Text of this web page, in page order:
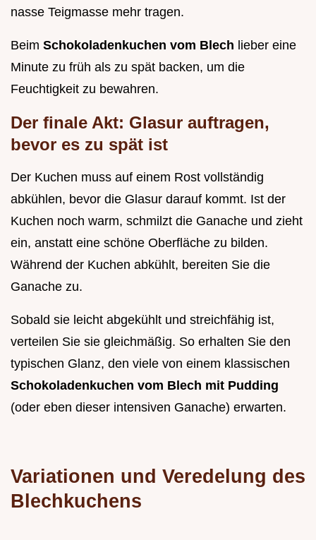
nasse Teigmasse mehr tragen.
Beim Schokoladenkuchen vom Blech lieber eine
Minute zu früh als zu spät backen, um die
Feuchtigkeit zu bewahren.
Der finale Akt: Glasur auftragen,
bevor es zu spät ist
Der Kuchen muss auf einem Rost vollständig
abkühlen, bevor die Glasur darauf kommt. Ist der
Kuchen noch warm, schmilzt die Ganache und zieht
ein, anstatt eine schöne Oberfläche zu bilden.
Während der Kuchen abkühlt, bereiten Sie die
Ganache zu.
Sobald sie leicht abgekühlt und streichfähig ist,
verteilen Sie sie gleichmäßig. So erhalten Sie den
typischen Glanz, den viele von einem klassischen
Schokoladenkuchen vom Blech mit Pudding
(oder eben dieser intensiven Ganache) erwarten.
Variationen und Veredelung des
Blechkuchens